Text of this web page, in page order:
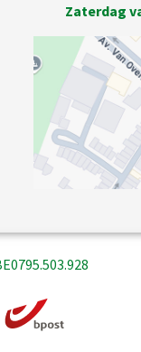
Zaterdag